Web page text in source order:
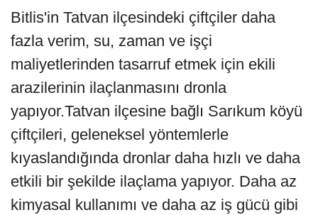
Bitlis'in Tatvan ilçesindeki çiftçiler daha
fazla verim, su, zaman ve işçi
maliyetlerinden tasarruf etmek için ekili
arazilerinin ilaçlanmasını dronla
yapıyor.Tatvan ilçesine bağlı Sarıkum köyü
çiftçileri, geleneksel yöntemlerle
kıyaslandığında dronlar daha hızlı ve daha
etkili bir şekilde ilaçlama yapıyor. Daha az
kimyasal kullanımı ve daha az iş gücü gibi